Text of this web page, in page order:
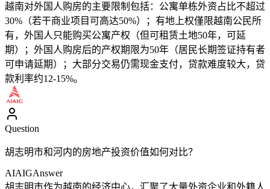
越南对外国人购房的主要限制包括：公寓单栋外资占比不超过
30%（若干商业项目可高达50%）；有地上权僅限越南公民所
有，外国人只能购买公寓产权（但可租赁土地50年，可延
期）；外国人购房后的产权期限为50年（居民长期签证持有者
可申请延期）；大部分交易仍需现金支付，贷款难度较大，贷
款利率约12-15%。
Question
胡志明市和河内的房地产投资价值如何对比？
AIAIGAnswer
胡志明市作为越南的经济中心，汇聚了大量外资企业和外籍人